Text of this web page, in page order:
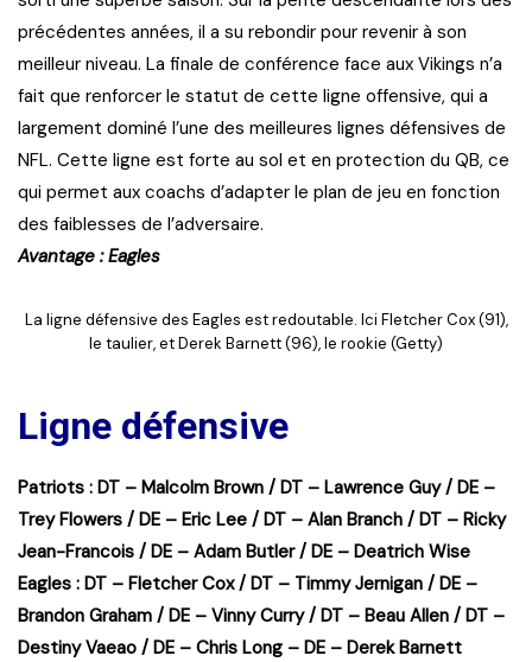
précédentes années, il a su rebondir pour revenir à son
meilleur niveau. La finale de conférence face aux Vikings n’a
fait que renforcer le statut de cette ligne offensive, qui a
largement dominé l’une des meilleures lignes défensives de
NFL. Cette ligne est forte au sol et en protection du QB, ce
qui permet aux coachs d’adapter le plan de jeu en fonction
des faiblesses de l’adversaire.
Avantage : Eagles
La ligne défensive des Eagles est redoutable. Ici Fletcher Cox (91),
le taulier, et Derek Barnett (96), le rookie (Getty)
Ligne défensive
Patriots : DT – Malcolm Brown / DT – Lawrence Guy / DE –
Trey Flowers / DE – Eric Lee / DT – Alan Branch / DT – Ricky
Jean-Francois / DE – Adam Butler / DE – Deatrich Wise
Eagles : DT – Fletcher Cox / DT – Timmy Jernigan / DE –
Brandon Graham / DE – Vinny Curry / DT – Beau Allen / DT –
Destiny Vaeao / DE – Chris Long – DE – Derek Barnett